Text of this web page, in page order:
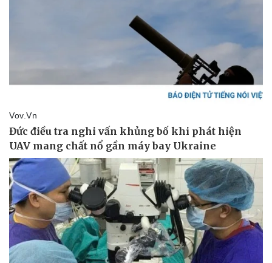
Sức khỏe
Dinh dưỡng - món ngon
Cây thuốc
Sản phụ khoa
Nhi khoa
Nam khoa
Đời sống
Nhà đẹp
Blog
Tình yêu - Gia đình